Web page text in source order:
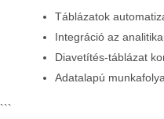
Táblázatok
Integráció az
Diavetítés-táblázat
Adatalapú
```